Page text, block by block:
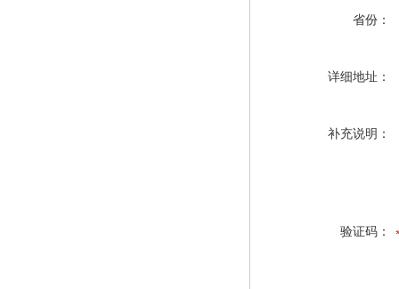
省份：
详细地址：
补充说明：
验证码：